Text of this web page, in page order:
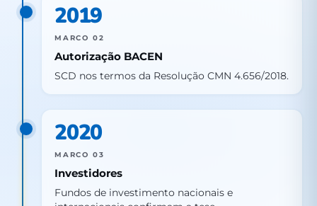
2019
MARCO 02
Autorização BACEN
SCD nos termos da Resolução CMN 4.656/2018.
2020
MARCO 03
Investidores
Fundos de investimento nacionais e